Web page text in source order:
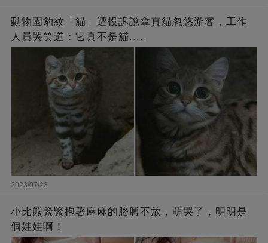
動物園豹紋「貓」遭投訴說拿真貓忽悠游客，工作
人員哭笑道：它真不是貓.....
2023/07/23
小比熊緊緊抱著麻麻的胳膊不放，萌哭了，明明是
個娃娃啊！